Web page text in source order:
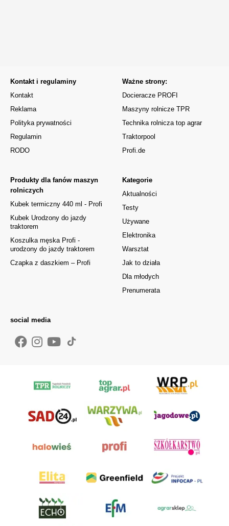
Kontakt i regulaminy
Kontakt
Reklama
Polityka prywatności
Regulamin
RODO
Kategorie
Aktualności
Testy
Używane
Elektronika
Warsztat
Jak to działa
Dla młodych
Prenumerata
Produkty dla fanów maszyn
rolniczych
Kubek termiczny 440 ml - Profi
Kubek Urodzony do jazdy
traktorem
Koszulka męska Profi -
urodzony do jazdy traktorem
Czapka z daszkiem – Profi
Ważne strony:
Docieracze PROFI
Maszyny rolnicze TPR
Technika rolnicza top agrar
Traktorpool
Profi.de
social media